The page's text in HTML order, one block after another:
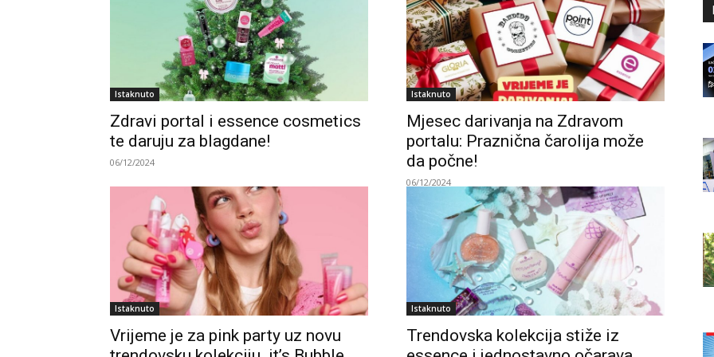
Istaknuto
Zdravi portal i essence cosmetics
te daruju za blagdane!
06/12/2024
Istaknuto
Mjesec darivanja na Zdravom
portalu: Praznična čarolija može
da počne!
06/12/2024
Istaknuto
Vrijeme je za pink party uz novu
Istaknuto
Trendovska kolekcija stiže iz